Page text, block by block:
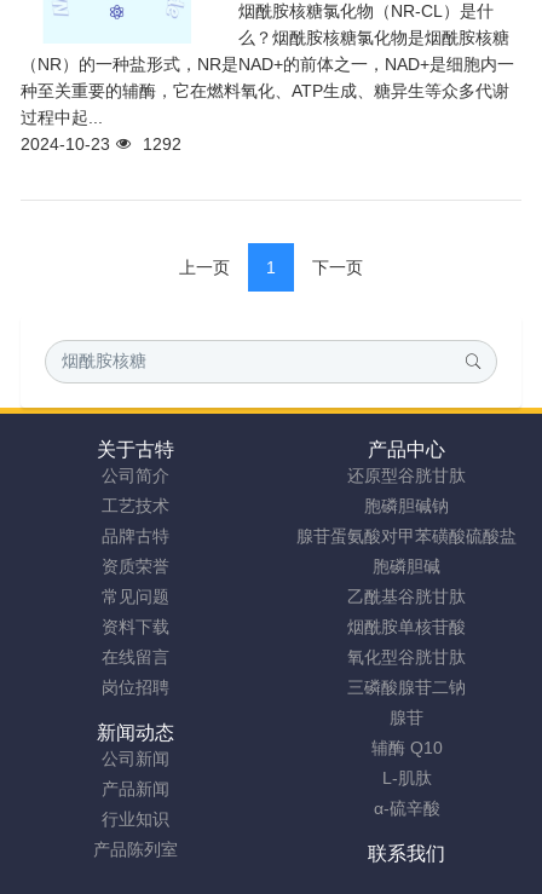
烟酰胺核糖氯化物（NR-CL）是什
么？烟酰胺核糖氯化物是烟酰胺核糖
（NR）的一种盐形式，NR是NAD+的前体之一，NAD+是细胞内一
种至关重要的辅酶，它在燃料氧化、ATP生成、糖异生等众多代谢
过程中起...
2024-10-23
1292
上一页 1 下一页
关于古特
公司简介
工艺技术
品牌古特
资质荣誉
常见问题
资料下载
在线留言
岗位招聘
产品中心
还原型谷胱甘肽
胞磷胆碱钠
腺苷蛋氨酸对甲苯磺酸硫酸盐
胞磷胆碱
乙酰基谷胱甘肽
烟酰胺单核苷酸
氧化型谷胱甘肽
三磷酸腺苷二钠
腺苷
辅酶 Q10
L-肌肽
α-硫辛酸
新闻动态
公司新闻
产品新闻
行业知识
产品陈列室
联系我们